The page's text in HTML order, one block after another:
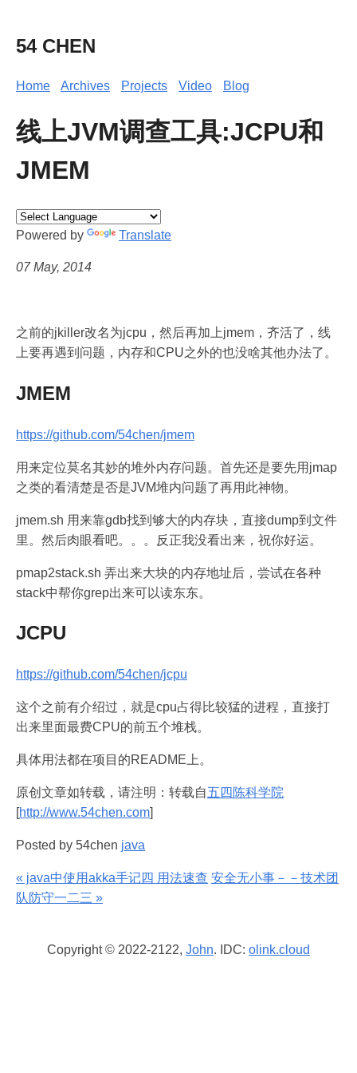
54 CHEN
Home Archives Projects Video Blog
线上JVM调查工具:JCPU和
JMEM
Powered by Translate
07 May, 2014
之前的jkiller改名为jcpu，然后再加上jmem，齐活了，线
上要再遇到问题，内存和CPU之外的也没啥其他办法了。
JMEM
https://github.com/54chen/jmem
用来定位莫名其妙的堆外内存问题。首先还是要先用jmap
之类的看清楚是否是JVM堆内问题了再用此神物。
jmem.sh 用来靠gdb找到够大的内存块，直接dump到文件
里。然后肉眼看吧。。。反正我没看出来，祝你好运。
pmap2stack.sh 弄出来大块的内存地址后，尝试在各种
stack中帮你grep出来可以读东东。
JCPU
https://github.com/54chen/jcpu
这个之前有介绍过，就是cpu占得比较猛的进程，直接打
出来里面最费CPU的前五个堆栈。
具体用法都在项目的README上。
原创文章如转载，请注明：转载自五四陈科学院
[http://www.54chen.com]
Posted by 54chen java
« java中使用akka手记四 用法速查 安全无小事－－技术团
队防守一二三 »
Copyright © 2022-2122, John. IDC: olink.cloud